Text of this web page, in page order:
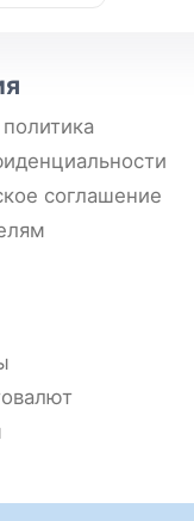
соглашение